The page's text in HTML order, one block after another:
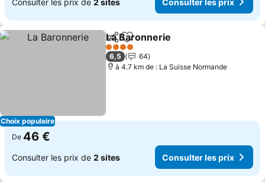
Choix populaire
PartagerAjouter à mes favoris
La Baronnerie
4 Étoiles
6,5
64
à 4.7 km de : La Suisse Normande
De 46 €
Consulter les prix de 2 sites Consulter les prix